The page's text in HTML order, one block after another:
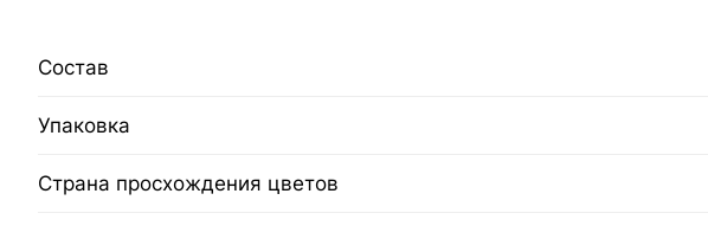
Состав
Упаковка
Страна просхождения цветов